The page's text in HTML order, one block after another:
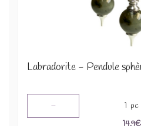
Labradorite - Pendule
- 1 pc